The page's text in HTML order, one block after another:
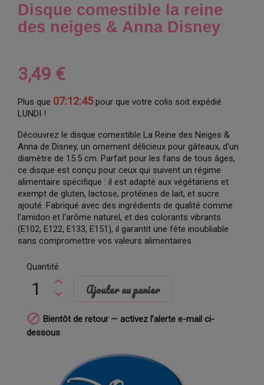
Disque comestible la reine
des neiges & Anna Disney
3,49 €
Plus que 07:12:44pour que votre colis soit expédié
LUNDI !
Découvrez le disque comestible La Reine des Neiges &
Anna de Disney, un ornement délicieux pour gâteaux, d'un
diamètre de 15.5 cm. Parfait pour les fans de tous âges,
ce disque est conçu pour ceux qui suivent un régime
alimentaire spécifique : il est adapté aux végétariens et
exempt de gluten, lactose, protéines de lait, et sucre
ajouté. Fabriqué avec des ingrédients de qualité comme
l'amidon et l'arôme naturel, et des colorants vibrants
(E102, E122, E133, E151), il garantit une fête inoubliable
sans compromettre vos valeurs alimentaires.
Quantité
Ajouter au panier
 Bientôt de retour — activez l’alerte e-mail ci-
dessous